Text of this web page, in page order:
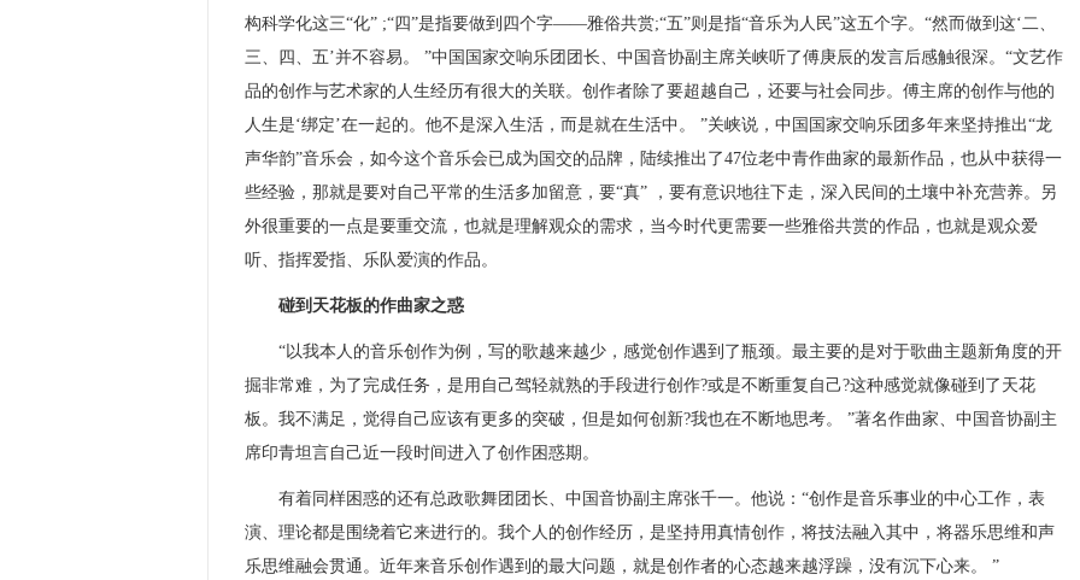
构科学化这三“化” ;“四”是指要做到四个字——雅俗共赏;“五”则是指“音乐为人民”这五个字。“然而做到这‘二、
三、四、五’并不容易。 ”中国国家交响乐团团长、中国音协副主席关峡听了傅庚辰的发言后感触很深。“文艺作
品的创作与艺术家的人生经历有很大的关联。创作者除了要超越自己，还要与社会同步。傅主席的创作与他的
人生是‘绑定’在一起的。他不是深入生活，而是就在生活中。 ”关峡说，中国国家交响乐团多年来坚持推出“龙
声华韵”音乐会，如今这个音乐会已成为国交的品牌，陆续推出了47位老中青作曲家的最新作品，也从中获得一
些经验，那就是要对自己平常的生活多加留意，要“真” ，要有意识地往下走，深入民间的土壤中补充营养。另
外很重要的一点是要重交流，也就是理解观众的需求，当今时代更需要一些雅俗共赏的作品，也就是观众爱
听、指挥爱指、乐队爱演的作品。
碰到天花板的作曲家之惑
“以我本人的音乐创作为例，写的歌越来越少，感觉创作遇到了瓶颈。最主要的是对于歌曲主题新角度的开
掘非常难，为了完成任务，是用自己驾轻就熟的手段进行创作?或是不断重复自己?这种感觉就像碰到了天花
板。我不满足，觉得自己应该有更多的突破，但是如何创新?我也在不断地思考。 ”著名作曲家、中国音协副主
席印青坦言自己近一段时间进入了创作困惑期。
有着同样困惑的还有总政歌舞团团长、中国音协副主席张千一。他说：“创作是音乐事业的中心工作，表
演、理论都是围绕着它来进行的。我个人的创作经历，是坚持用真情创作，将技法融入其中，将器乐思维和声
乐思维融会贯通。近年来音乐创作遇到的最大问题，就是创作者的心态越来越浮躁，没有沉下心来。 ”